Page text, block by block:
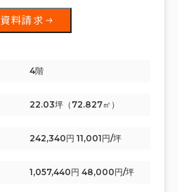
資料請求
4階
22.03坪（72.827㎡）
242,340円 11,001円/坪
1,057,440円 48,000円/坪